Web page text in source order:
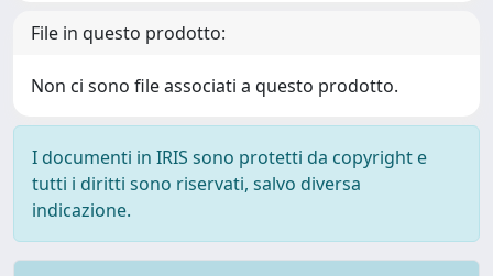
File in questo prodotto:
Non ci sono file associati a questo prodotto.
I documenti in IRIS sono protetti da copyright e
tutti i diritti sono riservati, salvo diversa
indicazione.